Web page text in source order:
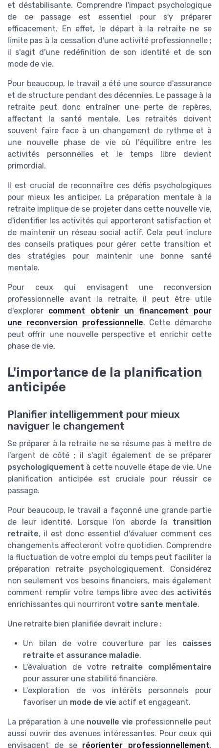
et déstabilisante. Comprendre l'impact psychologique
de ce passage est essentiel pour s'y préparer
efficacement. En effet, le départ à la retraite ne se
limite pas à la cessation d'une activité professionnelle ;
il s'agit d'une redéfinition de son identité et de son
mode de vie.
Pour beaucoup, le travail a été une source d'assurance
et de structure pendant des décennies. Le passage à la
retraite peut donc entraîner une perte de repères,
affectant la santé mentale. Les retraités doivent
souvent faire face à un changement de rythme et à
une nouvelle phase de vie où l'équilibre entre les
activités personnelles et le temps libre devient
primordial.
Il est crucial de reconnaître ces défis psychologiques
pour mieux les anticiper. La préparation mentale à la
retraite implique de se projeter dans cette nouvelle vie,
d'identifier les activités qui apporteront satisfaction et
de maintenir un réseau social actif. Cela peut inclure
des conseils pratiques pour gérer cette transition et
des stratégies pour maintenir une bonne santé
mentale.
Pour ceux qui envisagent une reconversion
professionnelle avant la retraite, il peut être utile
d'explorer comment obtenir un financement pour
une reconversion professionnelle. Cette démarche
peut offrir une nouvelle perspective et enrichir cette
phase de vie.
L'importance de la planification
anticipée
Planifier intelligemment pour mieux
naviguer le changement
Se préparer à la retraite ne se résume pas à mettre de
l'argent de côté ; il s'agit également de se préparer
psychologiquement à cette nouvelle étape de vie. Une
planification anticipée est cruciale pour réussir ce
passage.
Pour beaucoup, le travail a façonné une grande partie
de leur identité. Lorsque l'on aborde la transition
retraite, il est donc essentiel d'évaluer comment ces
changements affecteront votre quotidien. Comprendre
la fluctuation de votre emploi du temps peut faciliter la
préparation retraite psychologiquement. Considérez
non seulement vos besoins financiers, mais également
comment remplir votre temps libre avec des activités
enrichissantes qui nourriront votre sante mentale.
Une retraite bien planifiée devrait inclure :
Un bilan de votre couverture par les caisses
retraite et assurance maladie.
L'évaluation de votre retraite complémentaire
pour assurer une stabilité financière.
L'exploration de vos intérêts personnels pour
favoriser un mode de vie actif et engageant.
La préparation à une nouvelle vie professionnelle peut
aussi ouvrir des avenues intéressantes. Pour ceux qui
envisagent de se réorienter professionnellement,